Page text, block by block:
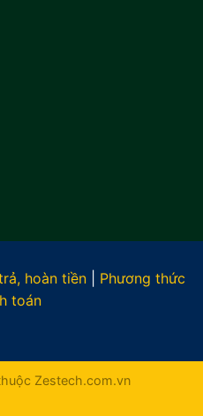
hoàn tiền
Phương thức
toán
Zestech.com.vn